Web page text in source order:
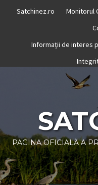
Satchinez.ro Monitorul
Informații de interes
PAGINA OFICIALĂ A